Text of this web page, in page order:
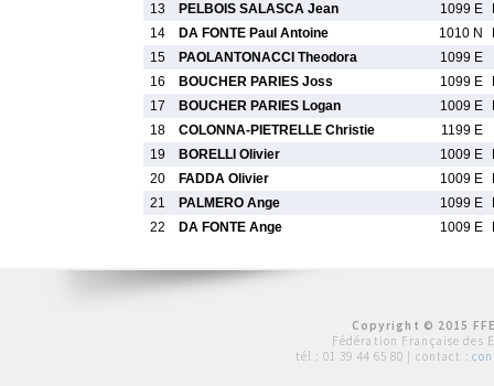
13
PELBOIS SALASCA Jean 1099 E
14
DA FONTE Paul Antoine 1010 N
15
PAOLANTONACCI Theodora 1099 E
16
BOUCHER PARIES Joss 1099 E
17
BOUCHER PARIES Logan 1009 E
18
COLONNA-PIETRELLE Christie 1199 E
19
BORELLI Olivier 1009 E
20
FADDA Olivier 1009 E
21
PALMERO Ange 1099 E
22
DA FONTE Ange 1009 E
Copyright © 2015
Fédération Française des
tél : 01 39 44 65 80 | contact :